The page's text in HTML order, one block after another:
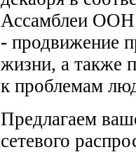
Ассамблеи ООН
- продвижение
жизни, а также
к проблемам
Предлагаем
сетевого